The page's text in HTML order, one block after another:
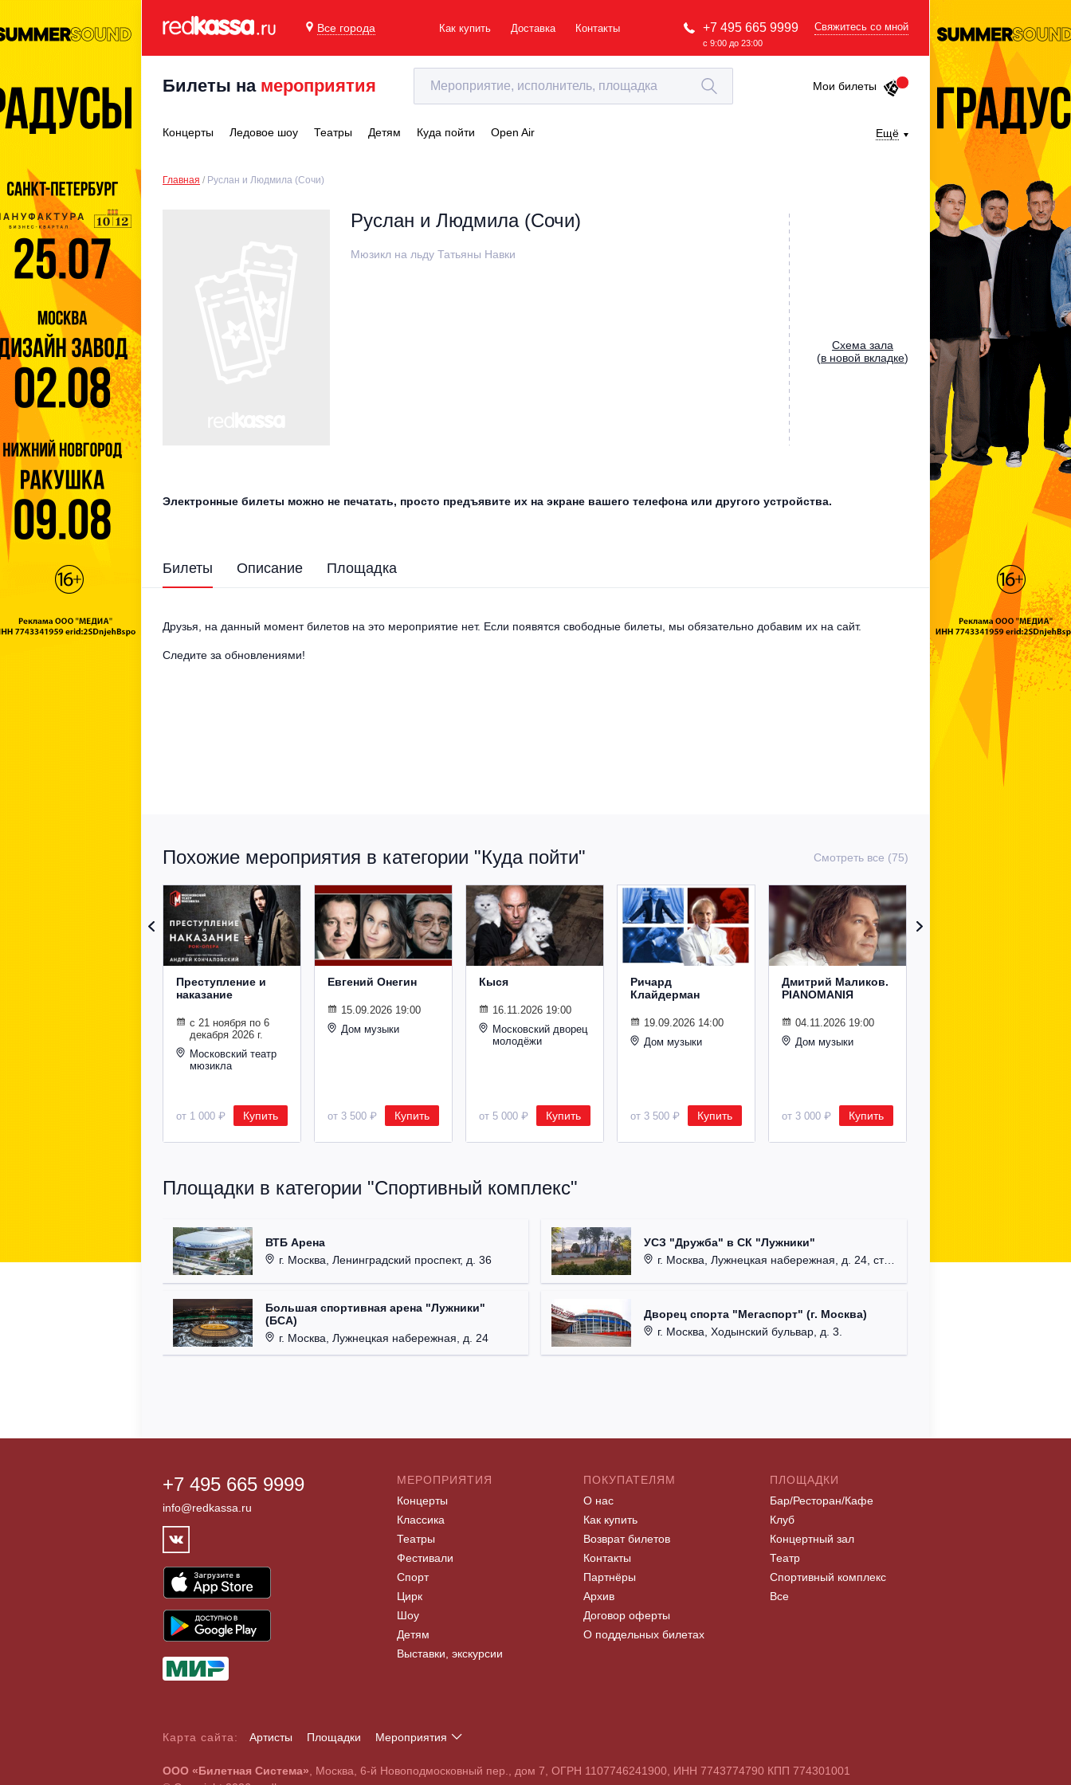
Все города Как купить Доставка Контакты +7 495 665 9999
с 9:00 до 23:00
Свяжитесь со мной
Билеты на мероприятия Мои билеты
Концерты Ледовое шоу Театры Детям Куда пойти Open Air Ещё
Главная Руслан и Людмила (Сочи)
Руслан и Людмила (Сочи)
Мюзикл на льду Татьяны Навки
Cхема зала
(в новой вкладке)
Электронные билеты можно не печатать, просто предъявите их на экране вашего телефона или другого устройства.
Билеты Описание Площадка
Друзья, на данный момент билетов на это мероприятие нет. Если появятся свободные билеты, мы обязательно добавим их на сайт.
Следите за обновлениями!
Похожие мероприятия в категории "Куда пойти" Смотреть все (75)
Преступление и
наказание
с 21 ноября по 6
декабря 2026 г.
Московский театр
мюзикла
от 1 000 ₽ Купить
Евгений Онегин
15.09.2026 19:00
Дом музыки
от 3 500 ₽ Купить
Кыся
16.11.2026 19:00
Московский дворец
молодёжи
от 5 000 ₽ Купить
Ричард
Клайдерман
19.09.2026 14:00
Дом музыки
от 3 500 ₽ Купить
Дмитрий Маликов.
PIANOMANIЯ
04.11.2026 19:00
Дом музыки
от 3 000 ₽ Купить
Площадки в категории "Спортивный комплекс"
ВТБ Арена
г. Москва, Ленинградский проспект, д. 36
Большая спортивная арена "Лужники"
(БСА)
г. Москва, Лужнецкая набережная, д. 24
УСЗ "Дружба" в СК "Лужники"
г. Москва, Лужнецкая набережная, д. 24, стр. 5
Дворец спорта "Мегаспорт" (г. Москва)
г. Москва, Ходынский бульвар, д. 3.
+7 495 665 9999
info@redkassa.ru
МЕРОПРИЯТИЯ
Концерты
Классика
Театры
Фестивали
Спорт
Цирк
Шоу
Детям
Выставки, экскурсии
ПОКУПАТЕЛЯМ
О нас
Как купить
Возврат билетов
Контакты
Партнёры
Архив
Договор оферты
О поддельных билетах
ПЛОЩАДКИ
Бар/Ресторан/Кафе
Клуб
Концертный зал
Театр
Спортивный комплекс
Все
Карта сайта: Артисты Площадки
Мероприятия
A B C D E F G H I J K L M N O P Q R S T U V W X Y Z
ООО «Билетная Система» , Москва, 6-й Новоподмосковный пер., дом 7, ОГРН 1107746241900, ИНН 7743774790 КПП 774301001